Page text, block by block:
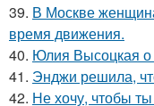
39. В Москве
время движения.
40. Юлия Высоцкая о
41. Энджи решила,
42. Не хочу, чтобы